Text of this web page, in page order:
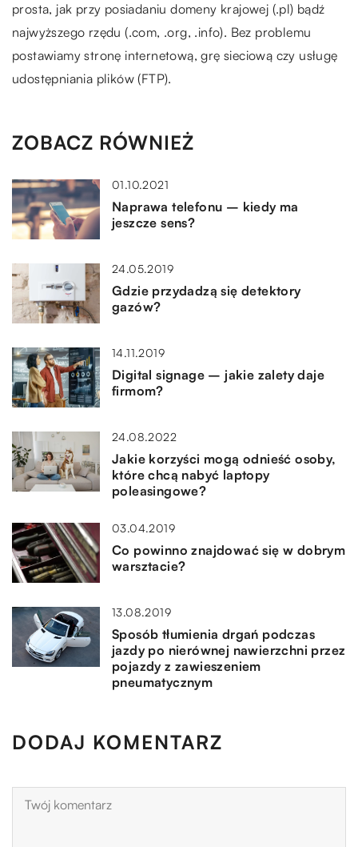
prosta, jak przy posiadaniu domeny krajowej (.pl) bądź
najwyższego rzędu (.com, .org, .info). Bez problemu
postawiamy stronę internetową, grę sieciową czy usługę
udostępniania plików (FTP).
ZOBACZ RÓWNIEŻ
01.10.2021
Naprawa telefonu – kiedy ma
jeszcze sens?
24.05.2019
Gdzie przydadzą się detektory
gazów?
14.11.2019
Digital signage – jakie zalety daje
firmom?
24.08.2022
Jakie korzyści mogą odnieść osoby,
które chcą nabyć laptopy
poleasingowe?
03.04.2019
Co powinno znajdować się w dobrym
warsztacie?
13.08.2019
Sposób tłumienia drgań podczas
jazdy po nierównej nawierzchni przez
pojazdy z zawieszeniem
pneumatycznym
DODAJ KOMENTARZ